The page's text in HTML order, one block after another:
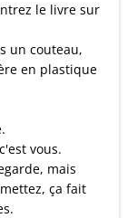
le livre sur
un couteau,
en plastique
vous.
mais
ça fait